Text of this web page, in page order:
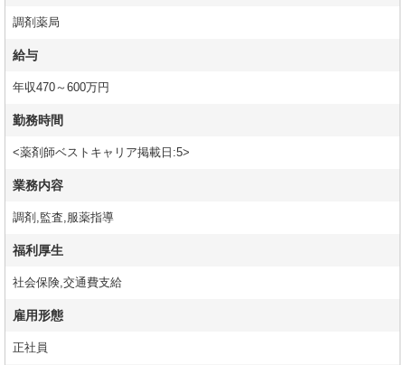
調剤薬局
給与
年収470～600万円
勤務時間
<薬剤師ベストキャリア掲載日:5>
業務内容
調剤,監査,服薬指導
福利厚生
社会保険,交通費支給
雇用形態
正社員